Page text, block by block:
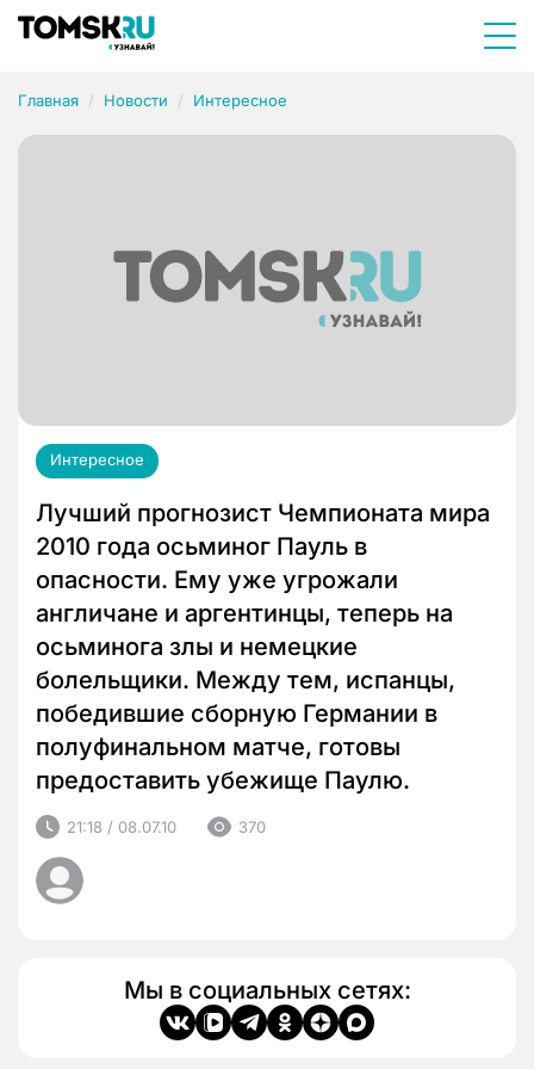
Главная Новости Интересное
Интересное
Лучший прогнозист Чемпионата мира
2010 года осьминог Пауль в
опасности. Ему уже угрожали
англичане и аргентинцы, теперь на
осьминога злы и немецкие
болельщики. Между тем, испанцы,
победившие сборную Германии в
полуфинальном матче, готовы
предоставить убежище Паулю.
21:18 / 08.07.10 370
Мы в социальных сетях: